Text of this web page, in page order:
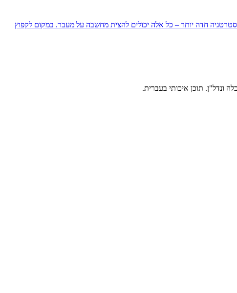
חדה יותר – כל אלה יכולים להצית מחשבה על מעבר. במקום לקפוץ
ונדל"ן. תוכן איכותי בעברית.